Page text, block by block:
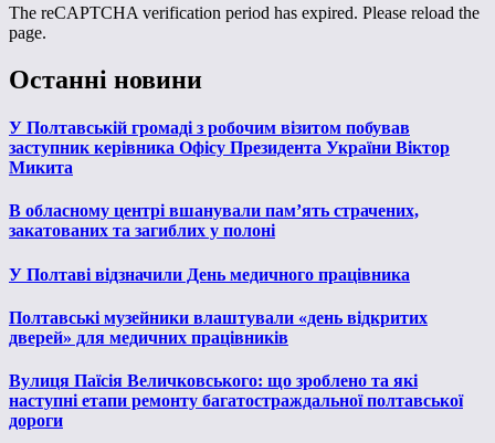
The reCAPTCHA verification period has expired. Please reload the
page.
Останні новини
У Полтавській громаді з робочим візитом побував
заступник керівника Офісу Президента України Віктор
Микита
В обласному центрі вшанували пам’ять страчених,
закатованих та загиблих у полоні
У Полтаві відзначили День медичного працівника
Полтавські музейники влаштували «день відкритих
дверей» для медичних працівників
Вулиця Паїсія Величковського: що зроблено та які
наступні етапи ремонту багатостраждальної полтавської
дороги